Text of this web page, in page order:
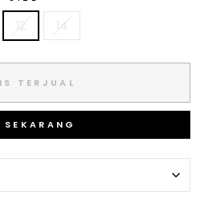
12 14
TERJUAL
SEKARANG